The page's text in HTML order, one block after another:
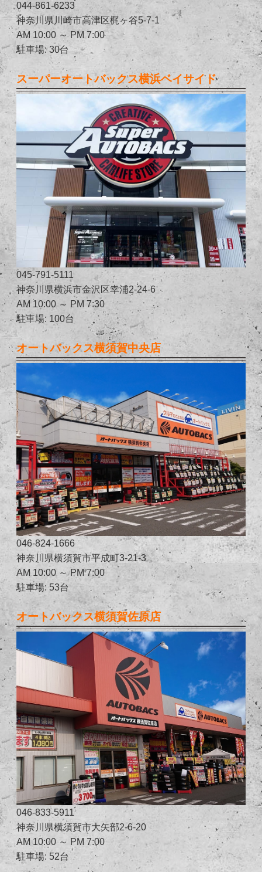
044-861-6233
神奈川県川崎市高津区梶ヶ谷5-7-1
AM 10:00 ～ PM 7:00
駐車場: 30台
スーパーオートバックス横浜ベイサイド
045-791-5111
神奈川県横浜市金沢区幸浦2-24-6
AM 10:00 ～ PM 7:30
駐車場: 100台
オートバックス横須賀中央店
046-824-1666
神奈川県横須賀市平成町3-21-3
AM 10:00 ～ PM 7:00
駐車場: 53台
オートバックス横須賀佐原店
046-833-5911
神奈川県横須賀市大矢部2-6-20
AM 10:00 ～ PM 7:00
駐車場: 52台